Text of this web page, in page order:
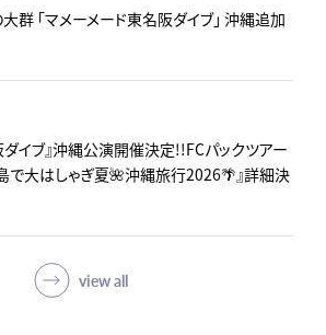
view all
群 「マメーメード東名阪ダイブ」 沖縄追加
ダイブ』沖縄公演開催決定!!FCパックツアー
で大はしゃぎ夏🌺沖縄旅行2026🌴』詳細決